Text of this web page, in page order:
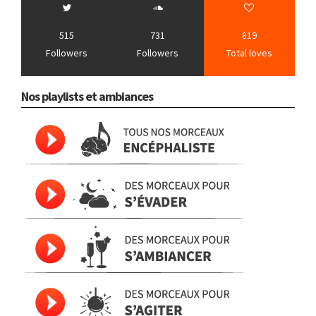
515
Followers
731
Followers
819
Total loves
Nos playlists et ambiances